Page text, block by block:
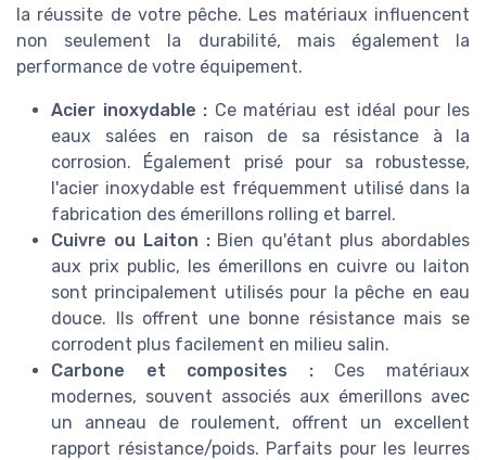
la réussite de votre pêche. Les matériaux influencent
non seulement la durabilité, mais également la
performance de votre équipement.
Acier inoxydable : Ce matériau est idéal pour les
eaux salées en raison de sa résistance à la
corrosion. Également prisé pour sa robustesse,
l'acier inoxydable est fréquemment utilisé dans la
fabrication des émerillons rolling et barrel.
Cuivre ou Laiton :Bien qu'étant plus abordables
aux prix public, les émerillons en cuivre ou laiton
sont principalement utilisés pour la pêche en eau
douce. Ils offrent une bonne résistance mais se
corrodent plus facilement en milieu salin.
Carbone et composites :Ces matériaux
modernes, souvent associés aux émerillons avec
un anneau de roulement, offrent un excellent
rapport résistance/poids. Parfaits pour les leurres